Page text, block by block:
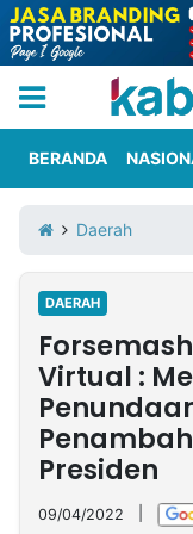
Iklan
Berita
Kami
Nasional
International
Olahraga
Entertainment
Daerah
Pariwisata
Kuliner
Kolom
Network
TREETAN
BERANDA
Daerah
DAERAH
Virtual :
Presiden
09/04/2022